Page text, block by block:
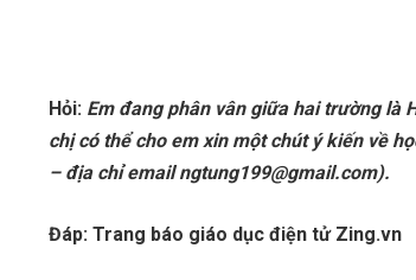
Hỏi: Em đang phân vân giữa hai trường là
chị có thể cho em xin một chút ý kiến về
– địa chỉ email ngtung199@gmail.com).
Đáp: Trang báo giáo dục điện tử Zing.vn